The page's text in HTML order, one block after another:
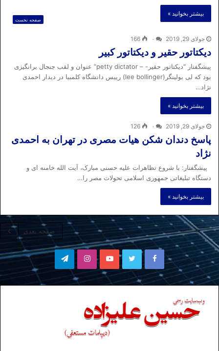
بیشتر بخوانید »
صفحه نخست
جولای 29, 2019 ۰ 166
دیکتاتور حقیر و دیکتاتور کبیر
پیشگفتار “دیکتاتور حقیر- – petty dictator” عنوان و لقب جنجال برانگیزی
بود که لی بولینگر(lee bollinger) رییس دانشگاه کلمبیا در دیدار احمدی
نژاد…
بیشتر بخوانید »
جولای 29, 2019 ۰ 126
پاسخ دندان شکن هیات مصری در تهران به احمدی
نژاد
پیشگفتار: با شروع تظاهرات علیه حسنی مبارک، آیت الله خامنه ای و
دستگاه تبلیغاتی جمهوری اسلامی تحولات مصر را…
بیشتر بخوانید »
صفحه بعدی
فیسبوک توییتر یوتیوباینستاگرامتلگرام